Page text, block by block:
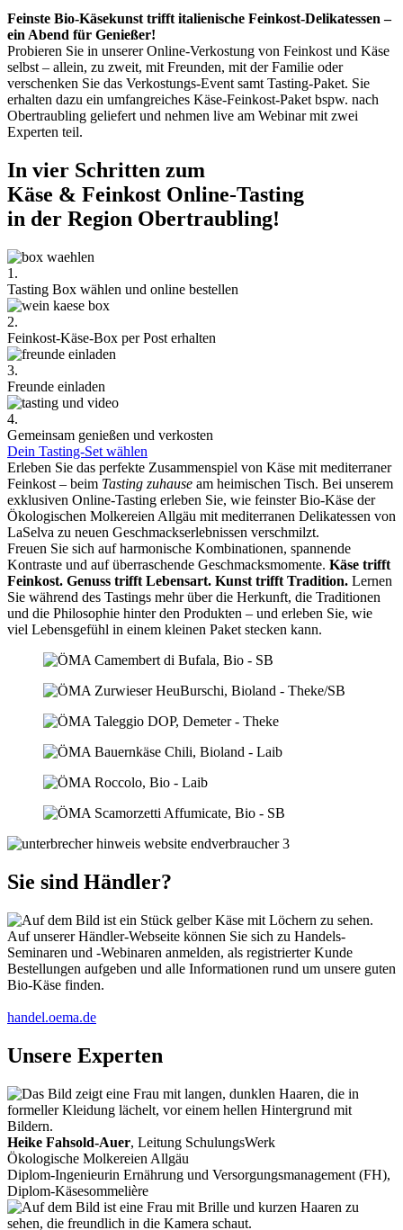
Feinste Bio-Käsekunst trifft italienische Feinkost-Delikatessen –
ein Abend für Genießer!
Probieren Sie in unserer Online-Verkostung von Feinkost und Käse
selbst – allein, zu zweit, mit Freunden, mit der Familie oder
verschenken Sie das Verkostungs-Event samt Tasting-Paket. Sie
erhalten dazu ein umfangreiches Käse-Feinkost-Paket bspw. nach
Obertraubling geliefert und nehmen live am Webinar mit zwei
Experten teil.
In vier Schritten zum
Käse & Feinkost Online-Tasting
in der Region Obertraubling!
1.
Tasting Box wählen und online bestellen
2.
Feinkost-Käse-Box per Post erhalten
3.
Freunde einladen
4.
Gemeinsam genießen und verkosten
Dein Tasting-Set wählen
Erleben Sie das perfekte Zusammenspiel von Käse mit mediterraner
Feinkost – beim Tasting zuhause am heimischen Tisch. Bei unserem
exklusiven Online-Tasting erleben Sie, wie feinster Bio-Käse der
Ökologischen Molkereien Allgäu mit mediterranen Delikatessen von
LaSelva zu neuen Geschmackserlebnissen verschmilzt.
Freuen Sie sich auf harmonische Kombinationen, spannende
Kontraste und auf überraschende Geschmacksmomente. Käse trifft
Feinkost. Genuss trifft Lebensart. Kunst trifft Tradition. Lernen
Sie während des Tastings mehr über die Herkunft, die Traditionen
und die Philosophie hinter den Produkten – und erleben Sie, wie
viel Lebensgefühl in einem kleinen Paket stecken kann.
Sie sind Händler?
Auf unserer Händler-Webseite können Sie sich zu Handels-
Seminaren und -Webinaren anmelden, als registrierter Kunde
Bestellungen aufgeben und alle Informationen rund um unsere guten
Bio-Käse finden.
handel.oema.de
Unsere Experten
Heike Fahsold-Auer, Leitung SchulungsWerk
Ökologische Molkereien Allgäu
Diplom-Ingenieurin Ernährung und Versorgungsmanagement (FH),
Diplom-Käsesommelière